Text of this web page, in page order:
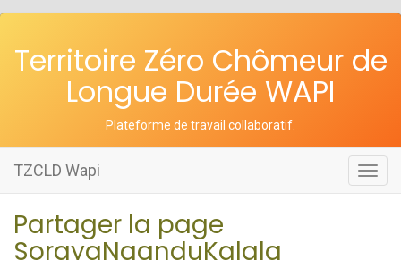
Territoire Zéro Chômeur de
Longue Durée WAPI
Plateforme de travail collaboratif
TZCLD Wapi
Partager la page
SorayaNganduKalala